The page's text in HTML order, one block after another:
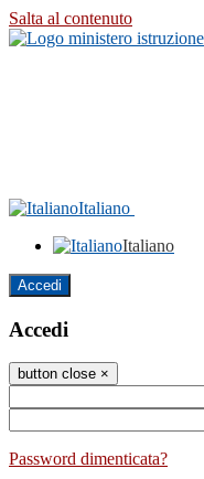
Salta al contenuto
Italiano
Italiano
Accedi
Accedi
button close ×
Password dimenticata?